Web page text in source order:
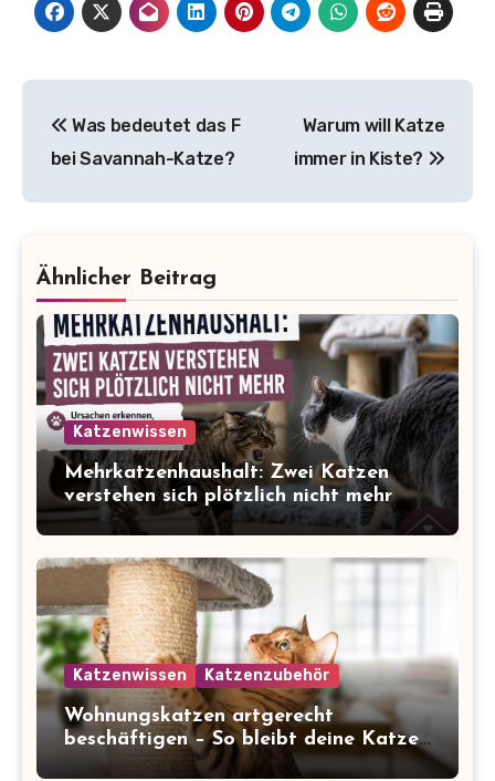
Was bedeutet das F
bei Savannah-Katze?
Warum will Katze
immer in Kiste?
Ähnlicher Beitrag
Katzenwissen
Mehrkatzenhaushalt: Zwei Katzen
verstehen sich plötzlich nicht mehr
Katzenwissen Katzenzubehör
Wohnungskatzen artgerecht
beschäftigen – So bleibt deine Katze
glücklich und gesund